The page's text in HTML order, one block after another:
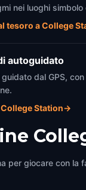
nei luoghi
tesoro a College
autoguidato
dal GPS,
Station→
per giocare con la